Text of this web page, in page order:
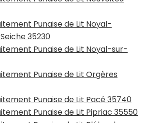
Punaise de Lit Noyal-
35230
Punaise de Lit Noyal-sur-
Punaise de Lit Orgères
Punaise de Lit Pacé 35740
Punaise de Lit Pipriac 35550